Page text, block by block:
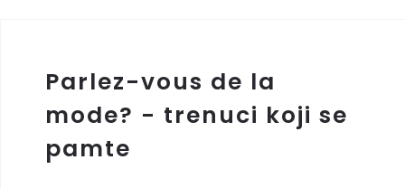
Parlez-vous de la
mode? - trenuci koji se
pamte